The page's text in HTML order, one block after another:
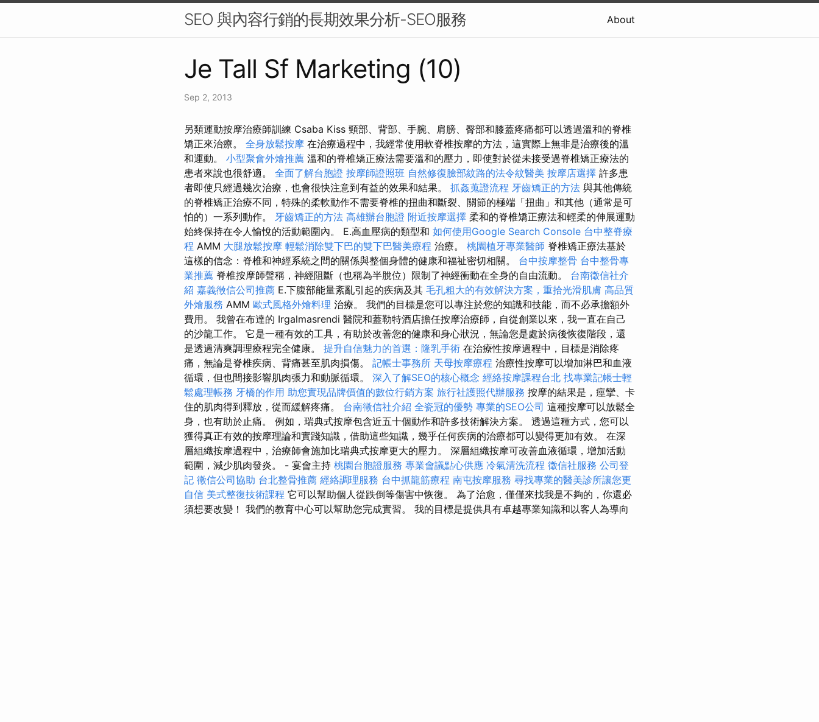
SEO 與內容行銷的長期效果分析-SEO服務 About
Je Tall Sf Marketing (10)
Sep 2, 2013
另類運動按摩治療師訓練 Csaba Kiss 頸部、背部、手腕、肩膀、臀部和膝蓋疼痛都可以透過溫和的脊椎
矯正來治療。 全身放鬆按摩 在治療過程中，我經常使用軟脊椎按摩的方法，這實際上無非是治療後的溫
和運動。 小型聚會外燴推薦 溫和的脊椎矯正療法需要溫和的壓力，即使對於從未接受過脊椎矯正療法的
患者來說也很舒適。 全面了解台胞證 按摩師證照班 自然修復臉部紋路的法令紋醫美 按摩店選擇 許多患
者即使只經過幾次治療，也會很快注意到有益的效果和結果。 抓姦蒐證流程 牙齒矯正的方法 與其他傳統
的脊椎矯正治療不同，特殊的柔軟動作不需要脊椎的扭曲和斷裂、關節的極端「扭曲」和其他（通常是可
怕的）一系列動作。 牙齒矯正的方法 高雄辦台胞證 附近按摩選擇 柔和的脊椎矯正療法和輕柔的伸展運動
始終保持在令人愉悅的活動範圍內。 E.高血壓病的類型和 如何使用Google Search Console 台中整脊療
程 AMM 大腿放鬆按摩 輕鬆消除雙下巴的雙下巴醫美療程 治療。 桃園植牙專業醫師 脊椎矯正療法基於
這樣的信念：脊椎和神經系統之間的關係與整個身體的健康和福祉密切相關。 台中按摩整骨 台中整骨專
業推薦 脊椎按摩師聲稱，神經阻斷（也稱為半脫位）限制了神經衝動在全身的自由流動。 台南徵信社介
紹 嘉義徵信公司推薦 E.下腹部能量紊亂引起的疾病及其 毛孔粗大的有效解決方案，重拾光滑肌膚 高品質
外燴服務 AMM 歐式風格外燴料理 治療。 我們的目標是您可以專注於您的知識和技能，而不必承擔額外
費用。 我曾在布達的 Irgalmasrendi 醫院和蓋勒特酒店擔任按摩治療師，自從創業以來，我一直在自己
的沙龍工作。 它是一種有效的工具，有助於改善您的健康和身心狀況，無論您是處於病後恢復階段，還
是透過清爽調理療程完全健康。 提升自信魅力的首選：隆乳手術 在治療性按摩過程中，目標是消除疼
痛，無論是脊椎疾病、背痛甚至肌肉損傷。 記帳士事務所 天母按摩療程 治療性按摩可以增加淋巴和血液
循環，但也間接影響肌肉張力和動脈循環。 深入了解SEO的核心概念 經絡按摩課程台北 找專業記帳士輕
鬆處理帳務 牙橋的作用 助您實現品牌價值的數位行銷方案 旅行社護照代辦服務 按摩的結果是，痙攣、卡
住的肌肉得到釋放，從而緩解疼痛。 台南徵信社介紹 全瓷冠的優勢 專業的SEO公司 這種按摩可以放鬆全
身，也有助於止痛。 例如，瑞典式按摩包含近五十個動作和許多技術解決方案。 透過這種方式，您可以
獲得真正有效的按摩理論和實踐知識，借助這些知識，幾乎任何疾病的治療都可以變得更加有效。 在深
層組織按摩過程中，治療師會施加比瑞典式按摩更大的壓力。 深層組織按摩可改善血液循環，增加活動
範圍，減少肌肉發炎。 - 宴會主持 桃園台胞證服務 專業會議點心供應 冷氣清洗流程 徵信社服務 公司登
記 徵信公司協助 台北整骨推薦 經絡調理服務 台中抓龍筋療程 南屯按摩服務 尋找專業的醫美診所讓您更
自信 美式整復技術課程 它可以幫助個人從跌倒等傷害中恢復。 為了治愈，僅僅來找我是不夠的，你還必
須想要改變！ 我們的教育中心可以幫助您完成實習。 我的目標是提供具有卓越專業知識和以客人為導向